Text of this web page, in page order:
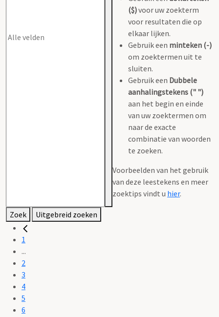
($)voor uw zoekterm
voor resultaten die op
elkaar lijken.
Gebruik een minteken (-)
om zoektermen uit te
sluiten.
Gebruik een Dubbele
aanhalingstekens (" ")
aan het begin en einde
van uw zoektermen om
naar de exacte
combinatie van woorden
te zoeken.
Voorbeelden van het gebruik
van deze leestekens en meer
zoektips vindt u hier.
Zoek Uitgebreid zoeken
1
...
2
3
4
5
6